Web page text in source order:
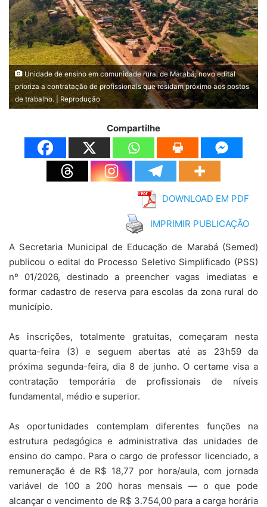
Unidade de ensino em comunidade rural de Marabá; novo edital
prioriza a contratação de profissionais que residam próximo aos postos
de trabalho. | Reprodução
Compartilhe
DOWNLOAD EM PDF
IMPRIMIR PUBLICAÇÃO
A Secretaria Municipal de Educação de Marabá (Semed)
publicou o edital do Processo Seletivo Simplificado (PSS)
nº 01/2026, destinado a preencher vagas imediatas e
formar cadastro de reserva para escolas da zona rural do
município.
As inscrições, totalmente gratuitas, começaram nesta
quarta-feira (3) e seguem abertas até as 23h59 da
próxima segunda-feira, dia 8 de junho. O certame visa a
contratação temporária de profissionais de níveis
fundamental, médio e superior.
As oportunidades contemplam diferentes funções na
estrutura pedagógica e administrativa das unidades de
ensino do campo. Para o cargo de professor licenciado, a
remuneração é de R$ 18,77 por hora/aula, com jornada
variável de 100 a 200 horas mensais — o que pode
alcançar o vencimento de R$ 3.754,00 para a carga horária